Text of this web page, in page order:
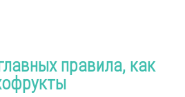
правила, как